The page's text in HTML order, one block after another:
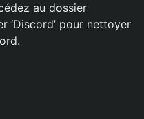
au dossier
‘Discord’ pour nettoyer